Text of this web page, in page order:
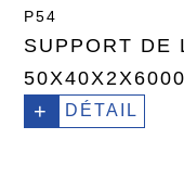
P54
SUPPORT DE
+ DÉTAIL